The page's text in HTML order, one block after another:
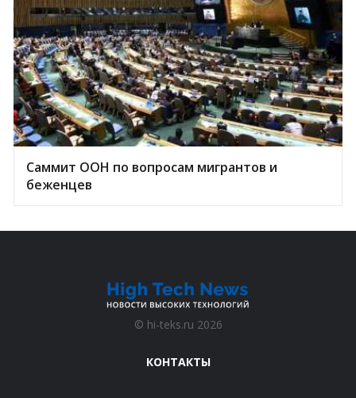
Саммит ООН по вопросам мигрантов и
беженцев
© hi-teks.ru 2026
КОНТАКТЫ